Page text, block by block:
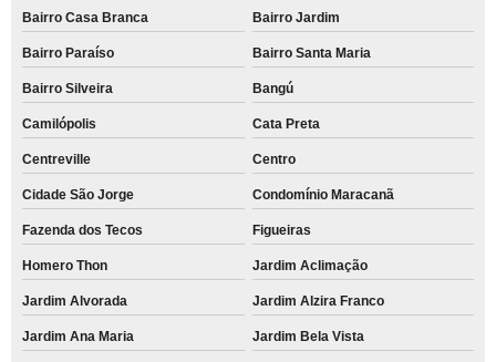
Bairro Casa Branca Bairro Jardim
Bairro Paraíso Bairro Santa Maria
Bairro Silveira Bangú
Camilópolis Cata Preta
Centreville Centro
Cidade São Jorge Condomínio Maracanã
Fazenda dos Tecos Figueiras
Homero Thon Jardim Aclimação
Jardim Alvorada Jardim Alzira Franco
Jardim Ana Maria Jardim Bela Vista